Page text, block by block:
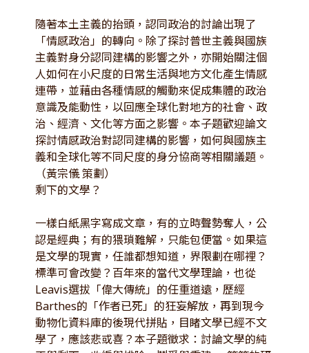
隨著本土主義的抬頭，認同政治的討論出現了
「情感政治」的轉向。除了探討普世主義與國族
主義對身分認同建構的影響之外，亦開始關注個
人如何在小尺度的日常生活與地方文化產生情感
連帶，並藉由各種情感的觸動來促成集體的政治
意識及能動性，以回應全球化對地方的社會、政
治、經濟、文化等方面之影響。本子題歡迎論文
探討情感政治對認同建構的影響，如何與國族主
義和全球化等不同尺度的身分協商等相關議題。
（黃宗儀 策劃）
剩下的文學？
一樣白紙黑字寫成文章，有的立時聲勢奪人，公
認是經典；有的猥瑣難解，只能包便當。如果這
是文學的現實，任誰都想知道，界限劃在哪裡？
標準可會改變？百年來的當代文學理論，也從
Leavis選拔「偉大傳統」的任重道遠，歷經
Barthes的「作者已死」的狂妄解放，再到現今
動物化資料庫的後現代拼貼，目睹文學已經不文
學了，應該悲或喜？本子題徵求：討論文學的純